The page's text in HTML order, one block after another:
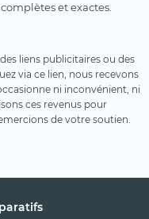
et exactes.
liens publicitaires ou des
via ce lien, nous recevons
ni inconvénient, ni
ces revenus pour
de votre soutien.